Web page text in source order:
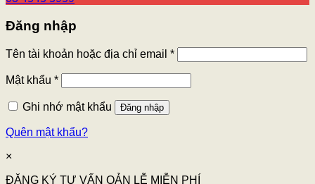
Đăng nhập
Tên tài khoản hoặc địa chỉ email *
Mật khẩu *
Ghi nhớ mật khẩu Đăng nhập
Quên mật khẩu?
×
ĐĂNG KÝ TƯ VẤN OẢN LỄ MIỄN PHÍ